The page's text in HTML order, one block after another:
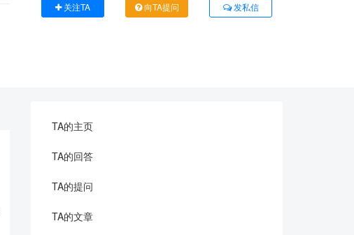
关注TA 向TA提问 发私信
TA的主页
TA的回答
TA的提问
TA的文章